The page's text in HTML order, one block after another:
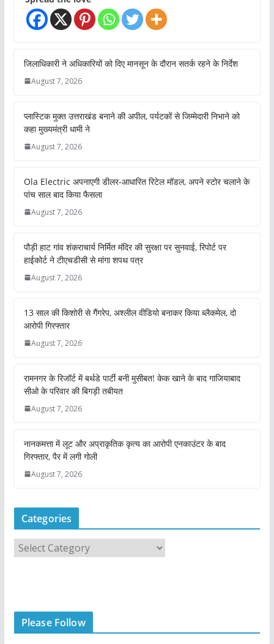
जिलाधिकारी ने अधिकारियों को दिए मानसून के दौरान सतर्क रहने के निर्देश
August 7, 2026
प्लास्टिक मुक्त उत्तराखंड बनाने की अपील, पर्यटकों से जिम्मेदारी निभाने को
कहा मुख्यमंत्री धामी ने
August 7, 2026
Ola Electric अपनाएगी डीलर-आधारित रिटेल मॉडल, अपने स्टोर चलाने के
पांच साल बाद किया फैसला
August 7, 2026
पौड़ी हाट गांव शंकराचार्य निर्मित मंदिर की सुरक्षा पर सुनवाई, रिपोर्ट पर
हाईकोर्ट ने टीएचडीसी से मांगा शपथ पत्र
August 7, 2026
13 साल की किशोरी से गैंगरेप, अश्लील वीडियो बनाकर किया ब्लैकमेल, दो
आरोपी गिरफ्तार
August 7, 2026
रामनगर के रिजॉर्ट में बर्थडे पार्टी बनी मुसीबत! केक खाने के बाद गाजियाबाद
सीओ के परिवार की बिगड़ी तबीयत
August 7, 2026
नानकमत्ता में लूट और अप्राकृतिक कृत्य का आरोपी एनकाउंटर के बाद
गिरफ्तार, पैर में लगी गोली
August 7, 2026
Categories
a
r
Please Follow